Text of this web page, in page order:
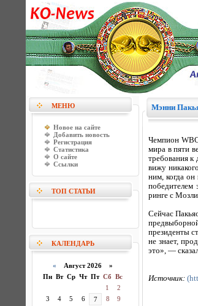
МЕНЮ
Новое на сайте
Добавить новость
Регистрация
Статистика
О сайте
Ссылки
ТОП СТАТЬИ
КАЛЕНДАРЬ
« Август 2026 »
Пн Вт Ср Чт Пт Сб Вс
1
2
3
4 5 6 7 8
9
Мэнни
Чемпион
мира в пяти
требования к
вижу
ним, когда
победителем
ринге с
Сейчас
президенты
не знает,
это», —
Источник: